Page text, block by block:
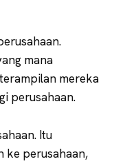
mana
mereka
perusahaan.
Itu
ke perusahaan,